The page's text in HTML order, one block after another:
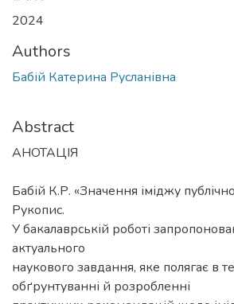
2024
Authors
Бабій Катерина Русланівна
Abstract
АНОТАЦІЯ
Бабій К.Р. «Значення іміджу
Рукопис.
У бакалаврській роботі
актуального
наукового завдання, яке полягає в
обґрунтуванні й розробленні